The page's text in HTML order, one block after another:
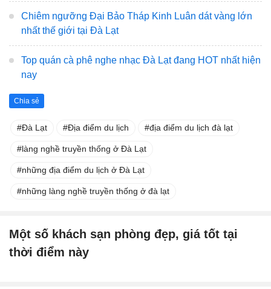
Chiêm ngưỡng Đại Bảo Tháp Kinh Luân dát vàng lớn
nhất thế giới tại Đà Lạt
Top quán cà phê nghe nhạc Đà Lạt đang HOT nhất hiện
nay
Chia sẻ
Đà Lạt Địa điểm du lịch địa điểm du lịch đà lạt
làng nghề truyền thống ở Đà Lạt
những địa điểm du lịch ở Đà Lạt
những làng nghề truyền thống ở đà lạt
Một số khách sạn phòng đẹp, giá tốt tại
thời điểm này